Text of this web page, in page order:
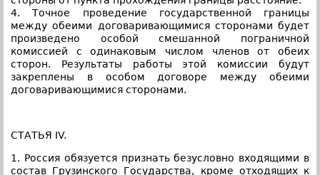
4. Точное проведение государственной границы
между обеими договаривающимися сторонами будет
произведено особой смешанной пограничной
комиссией с одинаковым числом членов от обеих
сторон. Результаты работы этой комиссии будут
закреплены в особом договоре между обеими
договаривающимися сторонами.
СТАТЬЯ IV.
1. Россия обязуется признать безусловно входящими в
состав Грузинского Государства, кроме отходящих к